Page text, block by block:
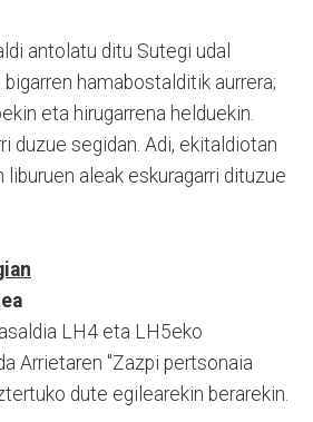
antolatu ditu Sutegi udal
bigarren hamabostalditik aurrera;
eta hirugarrena helduekin.
duzue segidan. Adi, ekitaldiotan
liburuen aleak eskuragarri dituzue
LH4 eta LH5eko
Arrietaren "Zazpi pertsonaia
dute egilearekin berarekin.